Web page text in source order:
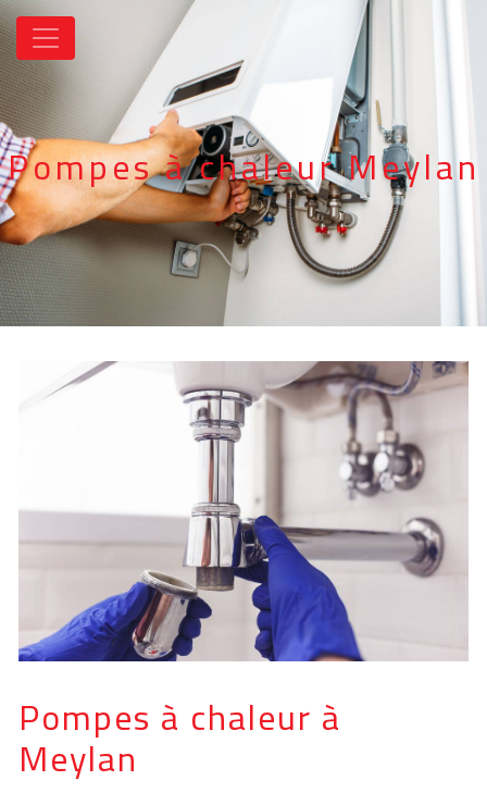
Panneau de gestion des cookies
Pompes à chaleur Meylan
Pompes à chaleur à
Meylan